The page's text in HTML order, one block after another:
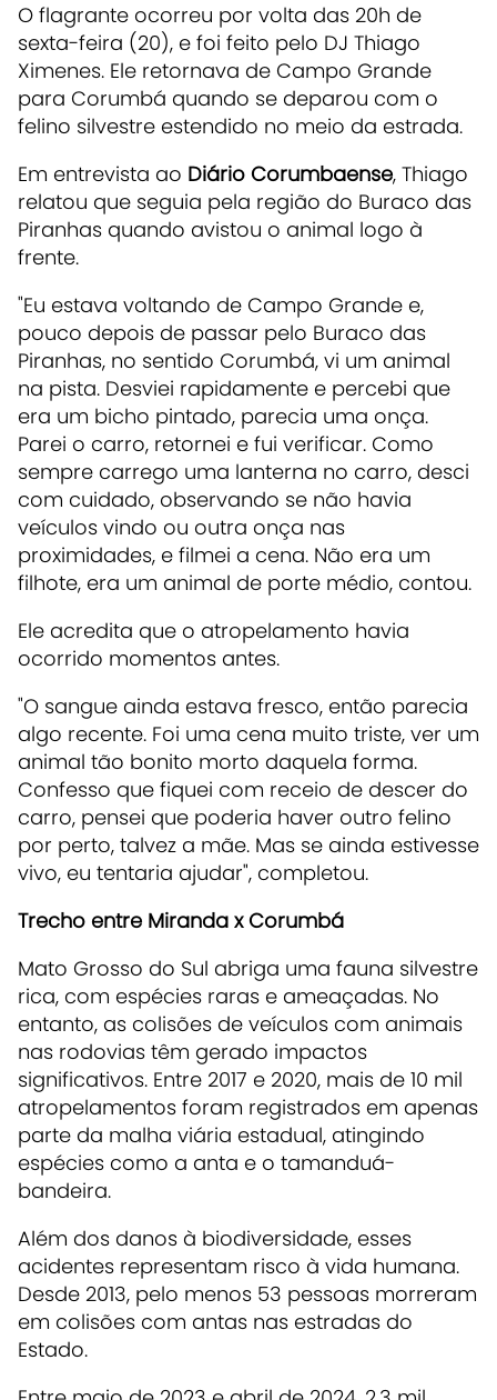
O flagrante ocorreu por volta das 20h de
sexta-feira (20), e foi feito pelo DJ Thiago
Ximenes. Ele retornava de Campo Grande
para Corumbá quando se deparou com o
felino silvestre estendido no meio da estrada.
Em entrevista ao Diário Corumbaense, Thiago
relatou que seguia pela região do Buraco das
Piranhas quando avistou o animal logo à
frente.
"Eu estava voltando de Campo Grande e,
pouco depois de passar pelo Buraco das
Piranhas, no sentido Corumbá, vi um animal
na pista. Desviei rapidamente e percebi que
era um bicho pintado, parecia uma onça.
Parei o carro, retornei e fui verificar. Como
sempre carrego uma lanterna no carro, desci
com cuidado, observando se não havia
veículos vindo ou outra onça nas
proximidades, e filmei a cena. Não era um
filhote, era um animal de porte médio, contou.
Ele acredita que o atropelamento havia
ocorrido momentos antes.
"O sangue ainda estava fresco, então parecia
algo recente. Foi uma cena muito triste, ver um
animal tão bonito morto daquela forma.
Confesso que fiquei com receio de descer do
carro, pensei que poderia haver outro felino
por perto, talvez a mãe. Mas se ainda estivesse
vivo, eu tentaria ajudar", completou.
Trecho entre Miranda x Corumbá
Mato Grosso do Sul abriga uma fauna silvestre
rica, com espécies raras e ameaçadas. No
entanto, as colisões de veículos com animais
nas rodovias têm gerado impactos
significativos. Entre 2017 e 2020, mais de 10 mil
atropelamentos foram registrados em apenas
parte da malha viária estadual, atingindo
espécies como a anta e o tamanduá-
bandeira.
Além dos danos à biodiversidade, esses
acidentes representam risco à vida humana.
Desde 2013, pelo menos 53 pessoas morreram
em colisões com antas nas estradas do
Estado.